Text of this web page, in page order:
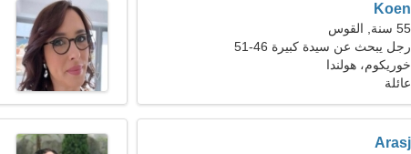
Koen
55 سنة, القوس
رجل يبحث عن سيدة كبيرة 46-51
خوريكوم، هولندا
عائلة
Arasj